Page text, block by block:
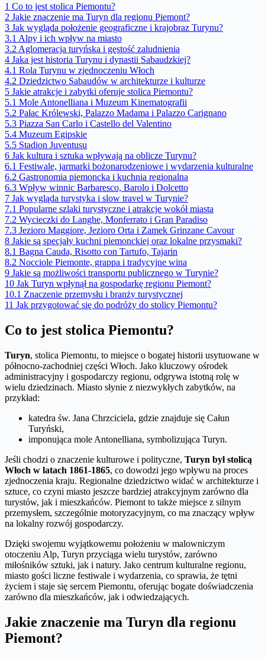
1 Co to jest stolica Piemontu?
2 Jakie znaczenie ma Turyn dla regionu Piemont?
3 Jak wygląda położenie geograficzne i krajobraz Turynu?
3.1 Alpy i ich wpływ na miasto
3.2 Aglomeracja turyńska i gęstość zaludnienia
4 Jaka jest historia Turynu i dynastii Sabaudzkiej?
4.1 Rola Turynu w zjednoczeniu Włoch
4.2 Dziedzictwo Sabaudów w architekturze i kulturze
5 Jakie atrakcje i zabytki oferuje stolica Piemontu?
5.1 Mole Antonelliana i Muzeum Kinematografii
5.2 Pałac Królewski, Palazzo Madama i Palazzo Carignano
5.3 Piazza San Carlo i Castello del Valentino
5.4 Muzeum Egipskie
5.5 Stadion Juventusu
6 Jak kultura i sztuka wpływają na oblicze Turynu?
6.1 Festiwale, jarmarki bożonarodzeniowe i wydarzenia kulturalne
6.2 Gastronomia piemoncka i kuchnia regionalna
6.3 Wpływ winnic Barbaresco, Barolo i Dolcetto
7 Jak wygląda turystyka i slow travel w Turynie?
7.1 Popularne szlaki turystyczne i atrakcje wokół miasta
7.2 Wycieczki do Langhe, Monferrato i Gran Paradiso
7.3 Jezioro Maggiore, Jezioro Orta i Zamek Grinzane Cavour
8 Jakie są specjały kuchni piemonckiej oraz lokalne przysmaki?
8.1 Bagna Cauda, Risotto con Tartufo, Tajarin
8.2 Nocciole Piemonte, grappa i tradycyjne wina
9 Jakie są możliwości transportu publicznego w Turynie?
10 Jak Turyn wpłynął na gospodarkę regionu Piemont?
10.1 Znaczenie przemysłu i branży turystycznej
11 Jak przygotować się do podróży do stolicy Piemontu?
Co to jest stolica Piemontu?
Turyn, stolica Piemontu, to miejsce o bogatej historii usytuowane w
północno-zachodniej części Włoch. Jako kluczowy ośrodek
administracyjny i gospodarczy regionu, odgrywa istotną rolę w
wielu dziedzinach. Miasto słynie z niezwykłych zabytków, na
przykład:
katedra św. Jana Chrzciciela, gdzie znajduje się Całun
Turyński,
imponująca mole Antonelliana, symbolizująca Turyn.
Jeśli chodzi o znaczenie kulturowe i polityczne, Turyn był stolicą
Włoch w latach 1861-1865, co dowodzi jego wpływu na proces
zjednoczenia kraju. Regionalne dziedzictwo widać w architekturze i
sztuce, co czyni miasto jeszcze bardziej atrakcyjnym zarówno dla
turystów, jak i mieszkańców. Piemont to także miejsce z silnym
przemysłem, szczególnie motoryzacyjnym, co ma znaczący wpływ
na lokalny rozwój gospodarczy.
Dzięki swojemu wyjątkowemu położeniu w malowniczym
otoczeniu Alp, Turyn przyciąga wielu turystów, zarówno
miłośników sztuki, jak i natury. Jako centrum kulturalne regionu,
miasto gości liczne festiwale i wydarzenia, co sprawia, że tętni
życiem i staje się sercem Piemontu, oferując bogate doświadczenia
zarówno dla mieszkańców, jak i odwiedzających.
Jakie znaczenie ma Turyn dla regionu
Piemont?